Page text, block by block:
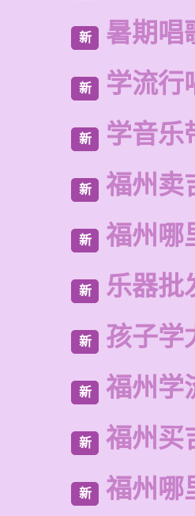
新 暑期唱
新 学流行
新 学音乐
新 福州卖
新 福州哪
新 乐器批
新 孩子学
新 福州学
新 福州买
新 福州哪